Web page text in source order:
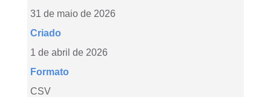
31 de maio de 2026
Criado
1 de abril de 2026
Formato
CSV